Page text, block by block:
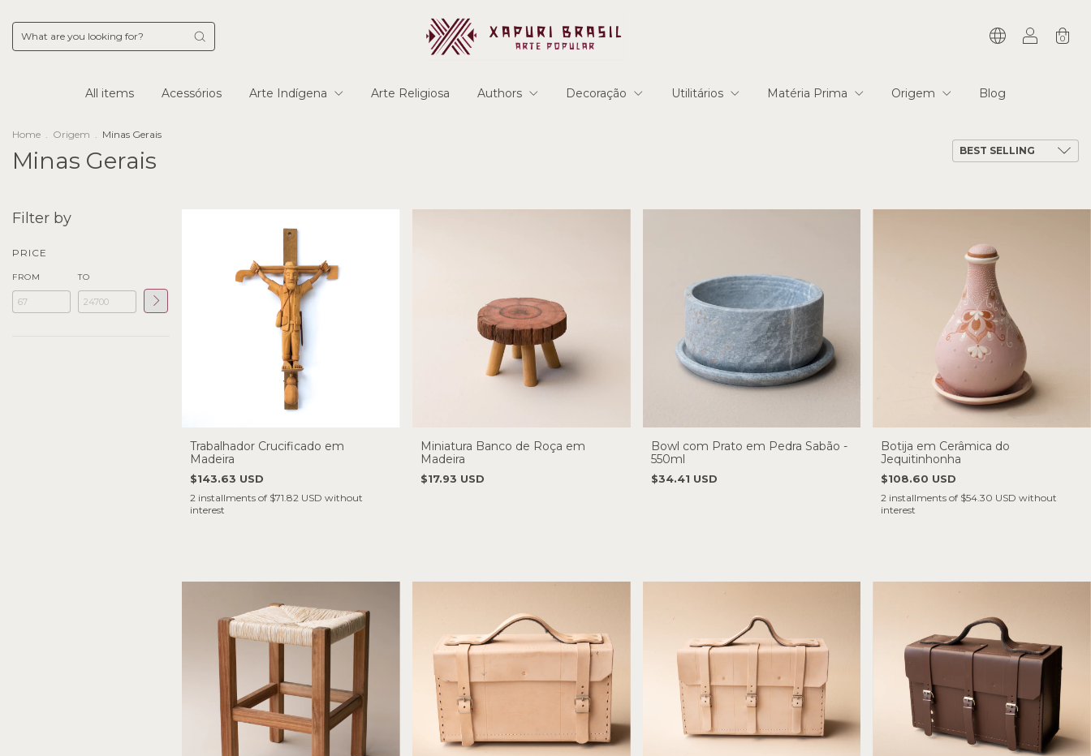
0
All items Acessórios Arte Indígena Arte Religiosa Authors Decoração Utilitários Matéria Prima Origem Blog
Home . Origem . Minas Gerais
Minas Gerais
Filter by
PRICE
FROM TO
Trabalhador Crucificado em
Madeira
$143.63 USD
2 installments of $71.82 USD without
interest
Miniatura Banco de Roça em
Madeira
$17.93 USD
Bowl com Prato em Pedra Sabão -
550ml
$34.41 USD
Botija em Cerâmica do
Jequitinhonha
$108.60 USD
2 installments of $54.30 USD without
interest